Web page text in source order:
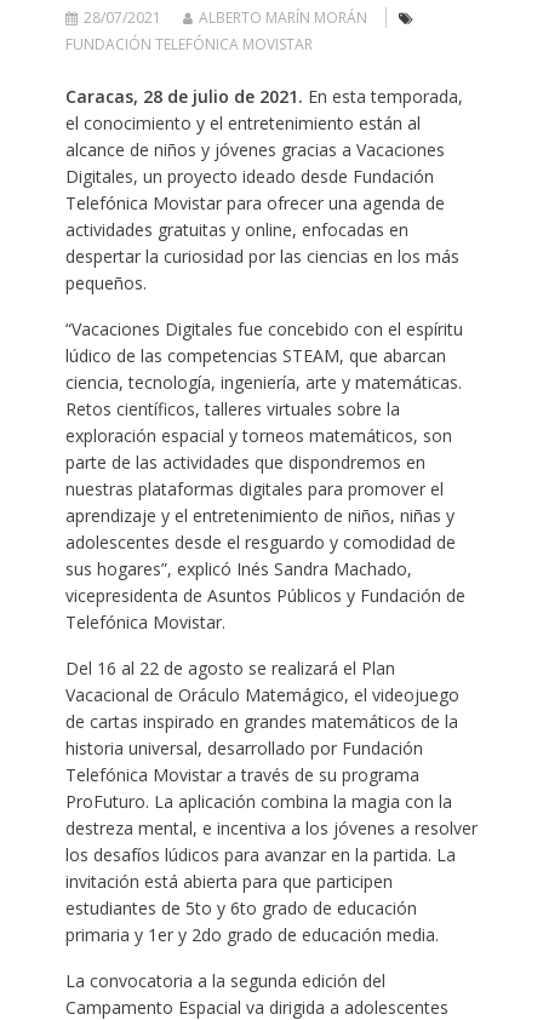
28/07/2021
ALBERTO MARÍN MORÁN
FUNDACIÓN TELEFÓNICA MOVISTAR
Caracas, 28 de julio de 2021. En esta temporada,
el conocimiento y el entretenimiento están al
alcance de niños y jóvenes gracias a Vacaciones
Digitales, un proyecto ideado desde Fundación
Telefónica Movistar para ofrecer una agenda de
actividades gratuitas y online, enfocadas en
despertar la curiosidad por las ciencias en los más
pequeños.
“Vacaciones Digitales fue concebido con el espíritu
lúdico de las competencias STEAM, que abarcan
ciencia, tecnología, ingeniería, arte y matemáticas.
Retos científicos, talleres virtuales sobre la
exploración espacial y torneos matemáticos, son
parte de las actividades que dispondremos en
nuestras plataformas digitales para promover el
aprendizaje y el entretenimiento de niños, niñas y
adolescentes desde el resguardo y comodidad de
sus hogares”, explicó Inés Sandra Machado,
vicepresidenta de Asuntos Públicos y Fundación de
Telefónica Movistar.
Del 16 al 22 de agosto se realizará el Plan
Vacacional de Oráculo Matemágico, el videojuego
de cartas inspirado en grandes matemáticos de la
historia universal, desarrollado por Fundación
Telefónica Movistar a través de su programa
ProFuturo. La aplicación combina la magia con la
destreza mental, e incentiva a los jóvenes a resolver
los desafíos lúdicos para avanzar en la partida. La
invitación está abierta para que participen
estudiantes de 5to y 6to grado de educación
primaria y 1er y 2do grado de educación media.
La convocatoria a la segunda edición del
Campamento Espacial va dirigida a adolescentes